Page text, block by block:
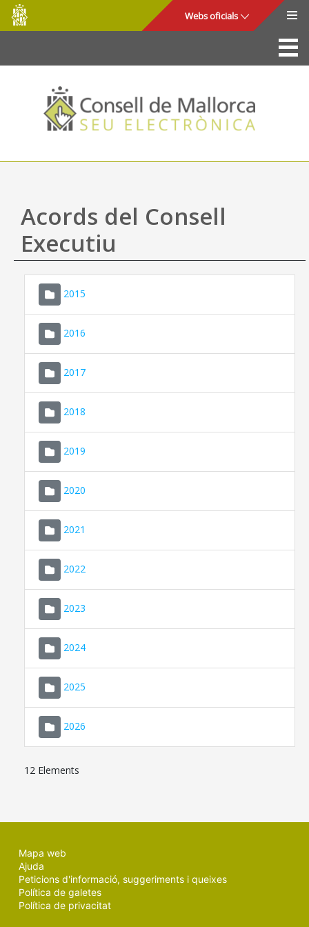
Salta al contingut principal
Consell
de
Mallorca
Webs oficials
La Seu
Consell de Mallorca
Accés i seguretat
Utilitats
Ajuda
Acords del Consell
Executiu
2015
2016
2017
2018
2019
2020
2021
2022
2023
2024
2025
2026
12 Elements
Mapa web
Ajuda
Peticions d'informació, suggeriments i queixes
Política de galetes
Política de privacitat